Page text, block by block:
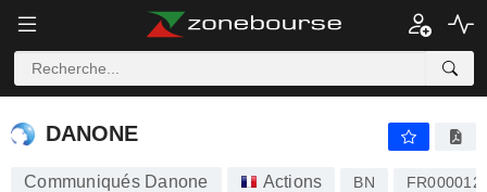
DANONE
DANONE
Communiqués Danone Actions BN